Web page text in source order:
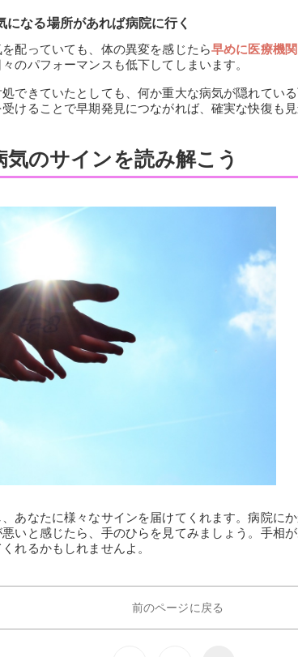
になる場所があれば病院に行く
配っていても、体の異変を感じたら早めに医療機
のパフォーマンスも低下してしまいます。
できていたとしても、何か重大な病気が隠れてい
けることで早期発見につながれば、確実な快復も見
気のサインを読み解こう
あなたに様々なサインを届けてくれます。病院に
いと感じたら、手のひらを見てみましょう。手相
れるかもしれませんよ。
前のページに戻る